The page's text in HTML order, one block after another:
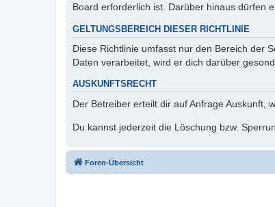
Board erforderlich ist. Darüber hinaus dürfen
GELTUNGSBEREICH DIESER RICHTLINIE
Diese Richtlinie umfasst nur den Bereich der
Daten verarbeitet, wird er dich darüber
AUSKUNFTSRECHT
Der Betreiber erteilt dir auf Anfrage Auskunft,
Du kannst jederzeit die Löschung bzw.
Foren-Übersicht